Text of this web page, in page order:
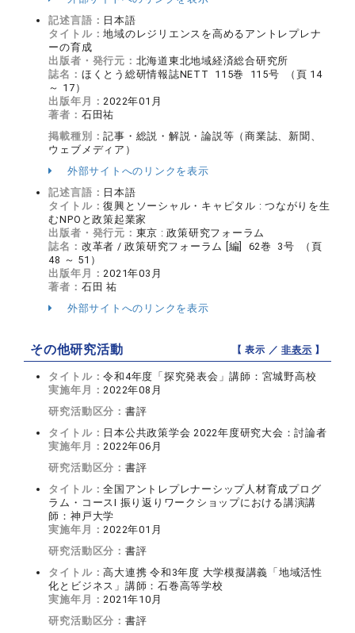
記述言語： 日本語
タイトル：地域のレジリエンスを高めるアントレプレナ
ーの育成
出版者・発行元： 北海道東北地域経済総合研究所
誌名： ほくとう総研情報誌NETT 115巻 115号 （頁 14
～ 17）
出版年月：2022年01月
著者： 石田祐
掲載種別：記事・総説・解説・論説等（商業誌、新聞、
ウェブメディア）
外部サイトへのリンクを表示
記述言語： 日本語
タイトル：復興とソーシャル・キャピタル : つながりを生
むNPOと政策起業家
出版者・発行元： 東京 : 政策研究フォーラム
誌名： 改革者 / 政策研究フォーラム [編] 62巻 3号 （頁
48 ～ 51）
出版年月：2021年03月
著者： 石田 祐
外部サイトへのリンクを表示
その他研究活動 【 表示 ／非表示 】
タイトル：令和4年度「探究発表会」講師：宮城野高校
実施年月：2022年08月
研究活動区分： 書評
タイトル： 日本公共政策学会 2022年度研究大会：討論者
実施年月：2022年06月
研究活動区分： 書評
タイトル：全国アントレプレナーシップ人材育成プログ
ラム・コースⅠ 振り返りワークショップにおける講演講
師：神戸大学
実施年月：2022年01月
研究活動区分： 書評
タイトル：高大連携 令和3年度 大学模擬講義「地域活性
化とビジネス」講師：石巻高等学校
実施年月：2021年10月
研究活動区分： 書評